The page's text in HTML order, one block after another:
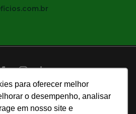
para oferecer melhor
o desempenho, analisar
em nosso site e
de Privacidade